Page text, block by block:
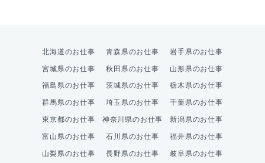
北海道のお仕事 青森県のお仕事 岩手県のお仕事
宮城県のお仕事 秋田県のお仕事 山形県のお仕事
福島県のお仕事 茨城県のお仕事 栃木県のお仕事
群馬県のお仕事 埼玉県のお仕事 千葉県のお仕事
東京都のお仕事 神奈川県のお仕事 新潟県のお仕事
富山県のお仕事 石川県のお仕事 福井県のお仕事
山梨県のお仕事 長野県のお仕事 岐阜県のお仕事